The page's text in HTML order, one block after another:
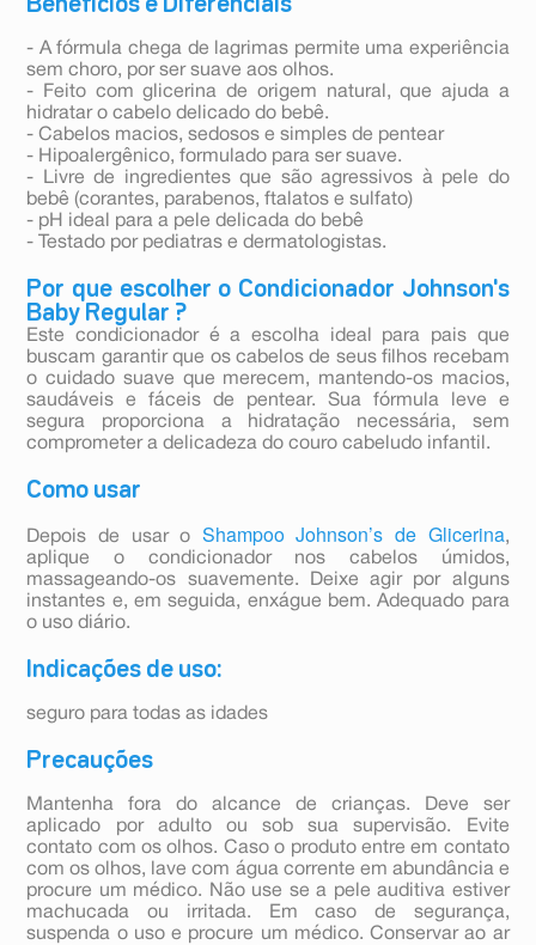
Benefícios e Diferenciais
- A fórmula chega de lagrimas permite uma experiência
sem choro, por ser suave aos olhos.
- Feito com glicerina de origem natural, que ajuda a
hidratar o cabelo delicado do bebê.
- Cabelos macios, sedosos e simples de pentear
- Hipoalergênico, formulado para ser suave.
- Livre de ingredientes que são agressivos à pele do
bebê (corantes, parabenos, ftalatos e sulfato)
- pH ideal para a pele delicada do bebê
- Testado por pediatras e dermatologistas.
Por que escolher o Condicionador Johnson's
Baby Regular ?
Este condicionador é a escolha ideal para pais que
buscam garantir que os cabelos de seus filhos recebam
o cuidado suave que merecem, mantendo-os macios,
saudáveis e fáceis de pentear. Sua fórmula leve e
segura proporciona a hidratação necessária, sem
comprometer a delicadeza do couro cabeludo infantil.
Como usar
Depois de usar o Shampoo Johnson’s de Glicerina,
aplique o condicionador nos cabelos úmidos,
massageando-os suavemente. Deixe agir por alguns
instantes e, em seguida, enxágue bem. Adequado para
o uso diário.
Indicações de uso:
seguro para todas as idades
Precauções
Mantenha fora do alcance de crianças. Deve ser
aplicado por adulto ou sob sua supervisão. Evite
contato com os olhos. Caso o produto entre em contato
com os olhos, lave com água corrente em abundância e
procure um médico. Não use se a pele auditiva estiver
machucada ou irritada. Em caso de segurança,
suspenda o uso e procure um médico. Conservar ao ar